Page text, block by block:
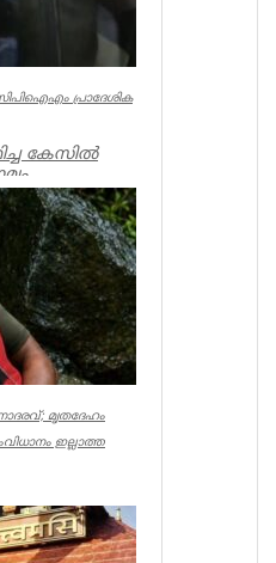
പ്രാദേശിക
കേസില്‍
ഉള്‍പ്പട...
മൃതദേഹം
ഇല്ലാത്ത
ജീവന്‍ നഷ്ടമായ
മ...